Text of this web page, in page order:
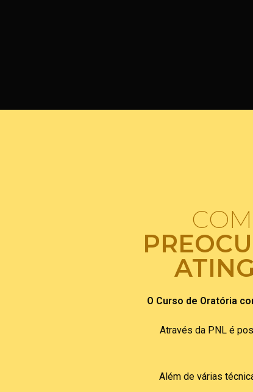
O Curso de Oratória
Através da PNL é
Além de várias